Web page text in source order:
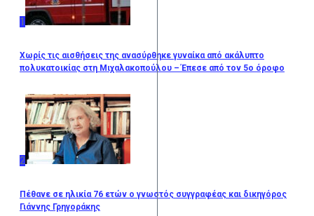
1
Χωρίς τις αισθήσεις της ανασύρθηκε γυναίκα από ακάλυπτο
πολυκατοικίας στη Μιχαλακοπούλου – Έπεσε από τον 5ο όροφο
2
Πέθανε σε ηλικία 76 ετών ο γνωστός συγγραφέας και δικηγόρος
Γιάννης Γρηγοράκης